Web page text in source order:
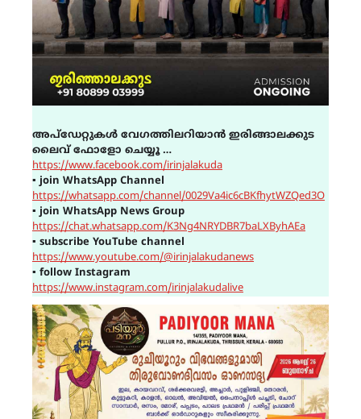
അപ്ഡേറ്റുകൾ വേഗത്തിലറിയാൻ ഇരിങ്ങാലക്കുട
ലൈവ് ഫോളോ ചെയ്യൂ …
https://www.facebook.com/irinjalakuda
▪join WhatsApp Channel
https://whatsapp.com/channel/0029Va4ic6cBKfhytWZQed3O
▪join WhatsApp News Group
https://chat.whatsapp.com/K3Ng4NRYDBR7baLXByhAEa
▪ subscribe YouTube channel
https://www.youtube.com/@irinjalakudanews
▪ follow Instagram
https://www.instagram.com/irinjalakudalive